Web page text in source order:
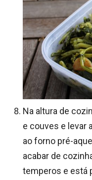
Na altura de
e couves e levar
ao forno pré-
acabar de
temperos e está